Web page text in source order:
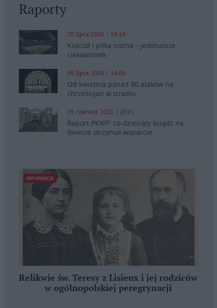
Raporty
20 lipca 2026 | 19:10
Kościół i piłka nożna – jedenaście
ciekawostek
09 lipca 2026 | 14:00
Od kwietnia ponad 80 ataków na
chrześcijan w Izraelu
29 czerwca 2026 | 16:01
Raport PKWP: co dziesiąty ksiądz na
świecie otrzymał wsparcie
INFORMACJE
Relikwie św. Teresy z Lisieux i jej rodziców
w ogólnopolskiej peregrynacji